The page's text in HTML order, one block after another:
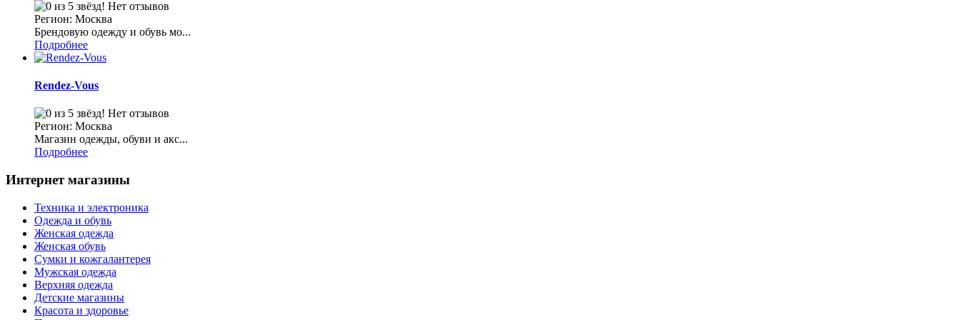
Нет отзывов
Регион: Москва
Брендовую одежду и обувь мо...
Подробнее
Rendez-Vous
Нет отзывов
Регион: Москва
Магазин одежды, обуви и акс...
Подробнее
Интернет магазины
Техника и электроника
Одежда и обувь
Женская одежда
Женская обувь
Сумки и кожгалантерея
Мужская одежда
Верхняя одежда
Детские магазины
Красота и здоровье